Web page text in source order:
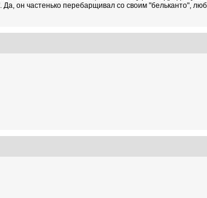
он частенько перебарщивал со своим "бельканто",